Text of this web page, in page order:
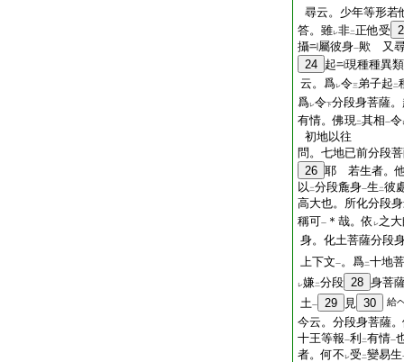
尋云。少年等形若
答。雖レ非二正他受
攝
屬彼身一歟 又
24 起
現種種異
云。爲レ令三弟子起 二
爲レ令下分段身菩薩
有情。佛現二其相一令
初地以往
問。七地已前分段
26 耶 若生者。
以 二分段麁身一生 二彼
高大也。所化分段
稱可一 ＊哉。依 レ之
身。化土菩薩分段
上下文一。爲二十地
レ嫌二分段 28 身菩
土一 29 見 30 給
今云。分段身菩薩
十王等報一利 二有情一
者。何不 レ受 二變易生